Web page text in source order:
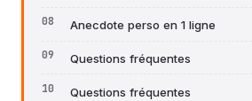
Anecdote perso en 1 ligne
Questions fréquentes
Questions fréquentes